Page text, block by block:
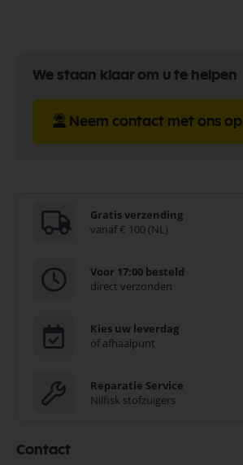
We staan klaar om u te helpen
Neem contact met ons op
Gratis verzending
vanaf € 100 (NL)
Voor 17:00 besteld
direct verzonden
Kies uw leverdag
of afhaalpunt
Reparatie Service
Nilfisk stofzuigers
Contact